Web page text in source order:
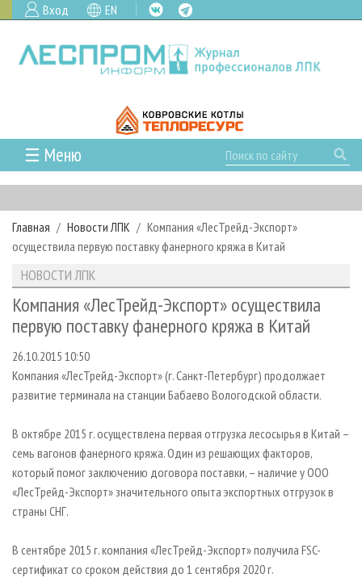
Вход EN
☰ Меню
ГЛАВНАЯ
РУБРИКИ И ТЕМЫ
РУБРИКИ ЖУРНАЛА
ЛЕСОЗАГОТОВКА
ЛЕСОПИЛЕНИЕ
СУШКА ДРЕВЕСИНЫ
ПРОИЗВОДСТВО ДРЕВЕСНЫХ ПЛИТ
ДЕРЕВЯННОЕ ДОМОСТРОЕНИЕ
ПРОИЗВОДСТВО МЕБЕЛИ
БИОЭНЕРГЕТИКА
ЦБП
НОВОСТИ
НОВОСТИ ЛПК
НОВОСТИ ЖУРНАЛА
ПРОЕКТЫ ЛПИ
АНАЛИТИКА
ПРЕДПРИЯТИЯ ЛПК
ПЕРСОНЫ
МОБИЛЬНЫЕ ВЫСТАВКИ
ОФИЦИАЛЬНЫЕ ДЕЛЕГАЦИИ
ПРИОРИТЕТНЫЕ ИНВЕСТПРОЕКТЫ
RUSSIAN FORESTRY REVIEW
ГАЗЕТА ЛЕСПРОМФОРУМ
АРХИВ ЖУРНАЛОВ
О ЖУРНАЛЕ
ПОДПИСКА
КОНТАКТЫ
РЕКЛАМОДАТЕЛЯМ
РЕКЛАМА
РЕКЛАМА НА САЙТЕ
Главная Новости ЛПК
Компания «ЛесТрейд-Экспорт»
осуществила первую поставку фанерного кряжа в Китай
НОВОСТИ ЛПК
Компания «ЛесТрейд-Экспорт» осуществила
первую поставку фанерного кряжа в Китай
26.10.2015 10:50
Компания «ЛесТрейд-Экспорт» (г. Санкт-Петербург) продолжает
развитие терминала на станции Бабаево Вологодской области.
В октябре 2015 г. осуществлена первая отгрузка лесосырья в Китай –
семь вагонов фанерного кряжа. Один из решающих факторов,
который помог заключению договора поставки, – наличие у ООО
«ЛесТрейд-Экспорт» значительного опыта экспортных отгрузок в
страны СНГ.
В сентябре 2015 г. компания «ЛесТрейд-Экспорт» получила FSC-
сертификат со сроком действия до 1 сентября 2020 г.